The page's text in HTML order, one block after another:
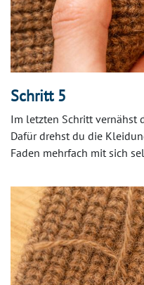
Schritt 5
Im letzten Schritt vernähst
Dafür drehst du die
Faden mehrfach mit sich